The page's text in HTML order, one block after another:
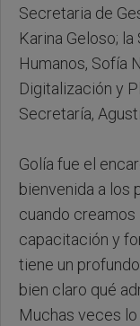
Secretaria de
Karina Geloso;
Humanos, Sofía
Digitalización y
Secretaría,
Golía fue el
bienvenida a los
cuando creamos
capacitación y
tiene un
bien claro qué
Muchas veces